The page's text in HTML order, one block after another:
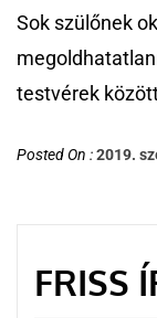
Sok szülőnek
testvérek
Posted On :2019.
FRISS